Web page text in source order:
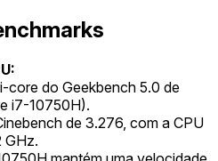
core do Geekbench 5.0 de
i7-10750H).
de 3.276, com a CPU
GHz.